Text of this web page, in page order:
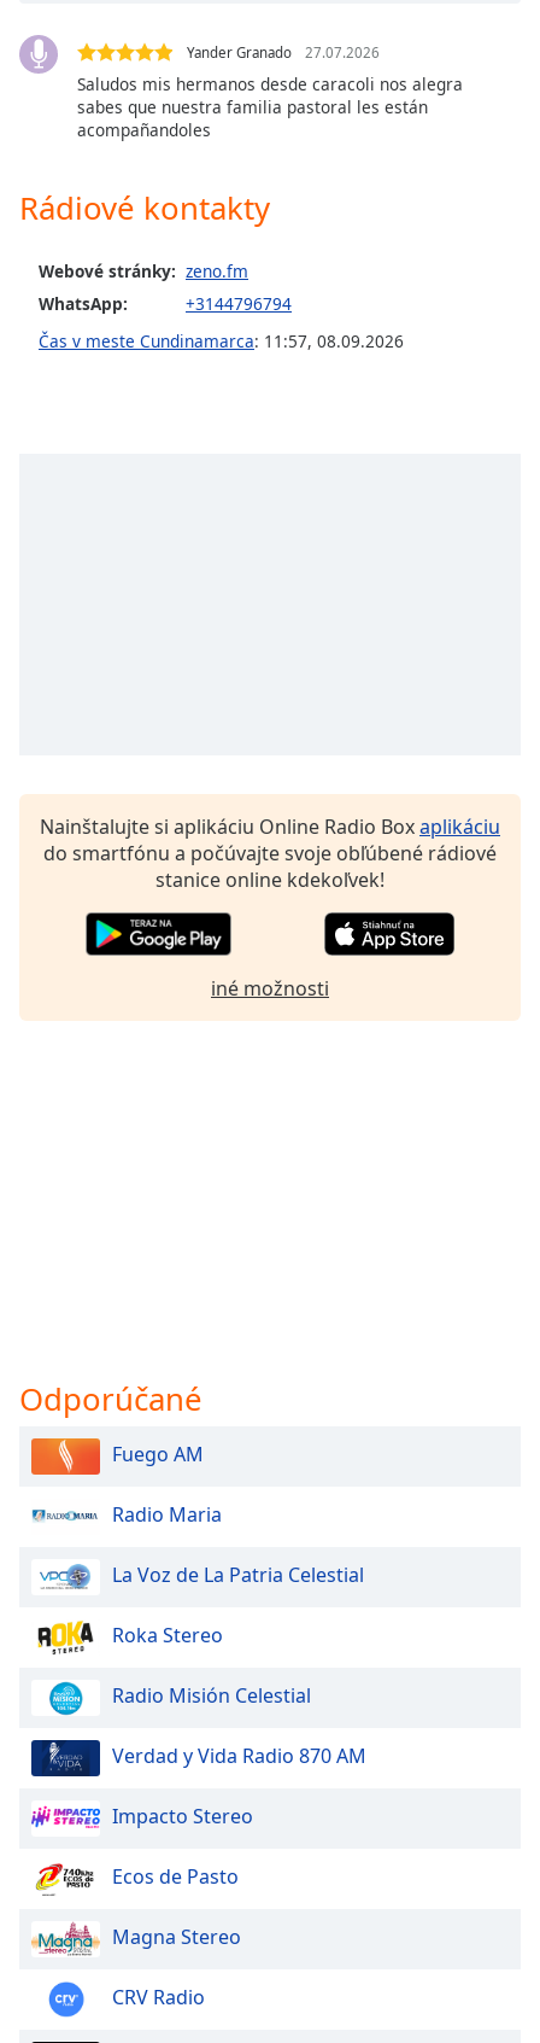
Opacity
Color
Opacity
Font
dialog
window.
Yander Granado 27.07.2026
Saludos mis hermanos desde caracoli nos alegra
sabes que nuestra familia pastoral les están
acompañandoles
Rádiové kontakty
Webové stránky: zeno.fm
WhatsApp:
+3144796794
Čas v meste Cundinamarca: 11:57, 08.09.2026
Nainštalujte si aplikáciu Online Radio Boxaplikáciu
do smartfónu a počúvajte svoje obľúbené rádiové
stanice online kdekoľvek!
iné možnosti
Odporúčané
Fuego AM
Radio Maria
La Voz de La Patria Celestial
Roka Stereo
Radio Misión Celestial
Verdad y Vida Radio 870 AM
Impacto Stereo
Ecos de Pasto
Magna Stereo
CRV Radio